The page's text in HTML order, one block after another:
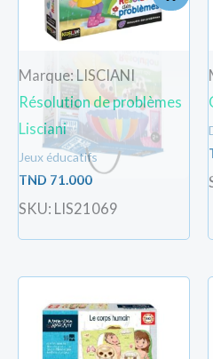
Marque: LISCIANI
Résolution de problèmes
Lisciani
Jeux éducatifs
TND 71.000
SKU: LIS21069